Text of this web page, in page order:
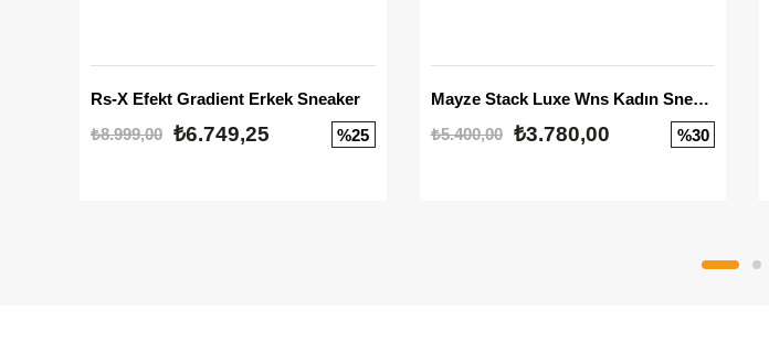
Rs-X Efekt Gradient Erkek Sneaker
₺8.999,00 ₺6.749,25 %25
Mayze Stack Luxe Wns Kadın Sneaker
₺5.400,00
₺3.780,00 %30